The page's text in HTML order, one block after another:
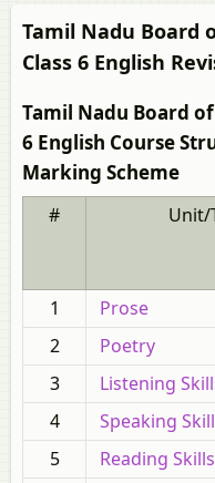
Tamil Nadu Board
Class 6 English
Tamil Nadu Board
6 English Course
Marking Scheme
# Unit/
1
Prose
2
Poetry
3
Listening
4
Speaking
5
Reading Skills